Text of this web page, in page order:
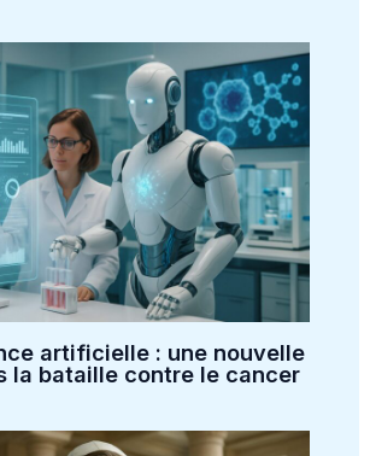
artificielle : une nouvelle
la bataille contre le cancer